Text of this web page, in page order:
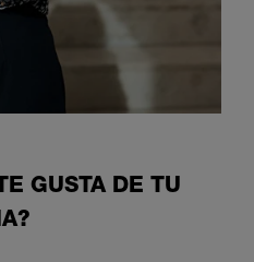
GUSTA DE TU